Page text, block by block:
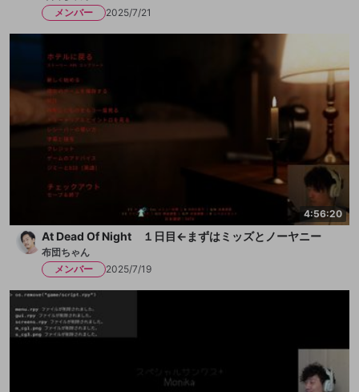
メンバー
2025/7/21
4:56:20
At Dead Of Night １日目←まずはミッズとノーヤニー
布団ちゃん
メンバー
2025/7/19